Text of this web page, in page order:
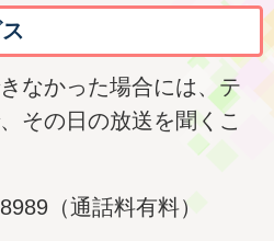
なかった場合には、テ
その日の放送を聞くこ
（通話料有料）